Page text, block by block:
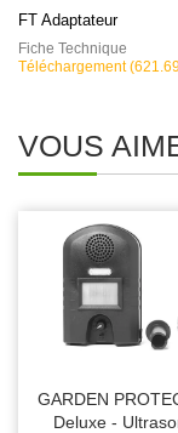
FT Adaptateur
Fiche Technique
Téléchargement
VOUS
GARDEN
Deluxe -